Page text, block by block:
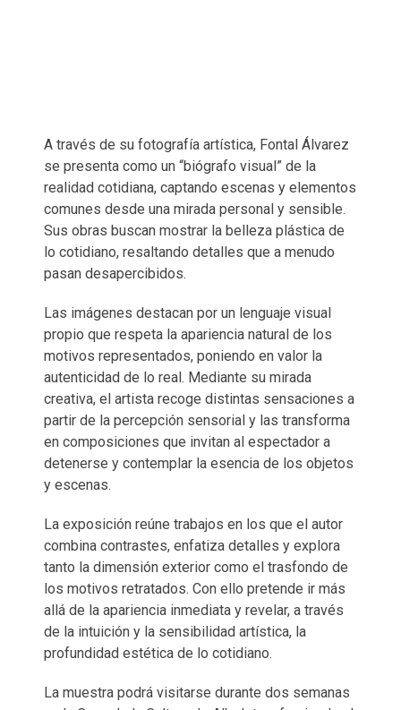
A través de su fotografía artística, Fontal Álvarez
se presenta como un “biógrafo visual” de la
realidad cotidiana, captando escenas y elementos
comunes desde una mirada personal y sensible.
Sus obras buscan mostrar la belleza plástica de
lo cotidiano, resaltando detalles que a menudo
pasan desapercibidos.
Las imágenes destacan por un lenguaje visual
propio que respeta la apariencia natural de los
motivos representados, poniendo en valor la
autenticidad de lo real. Mediante su mirada
creativa, el artista recoge distintas sensaciones a
partir de la percepción sensorial y las transforma
en composiciones que invitan al espectador a
detenerse y contemplar la esencia de los objetos
y escenas.
La exposición reúne trabajos en los que el autor
combina contrastes, enfatiza detalles y explora
tanto la dimensión exterior como el trasfondo de
los motivos retratados. Con ello pretende ir más
allá de la apariencia inmediata y revelar, a través
de la intuición y la sensibilidad artística, la
profundidad estética de lo cotidiano.
La muestra podrá visitarse durante dos semanas